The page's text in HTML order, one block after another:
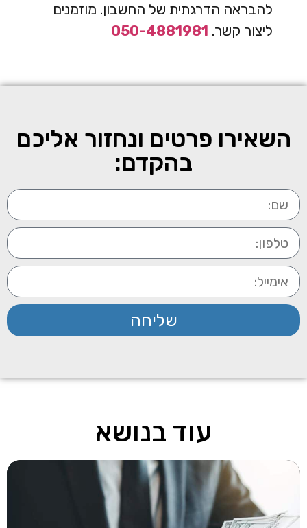
להבראה הדרגתית של החשבון. מוזמנים
ליצור קשר. 050-4881981
השאירו פרטים ונחזור אליכם
בהקדם:
שליחה
עוד בנושא